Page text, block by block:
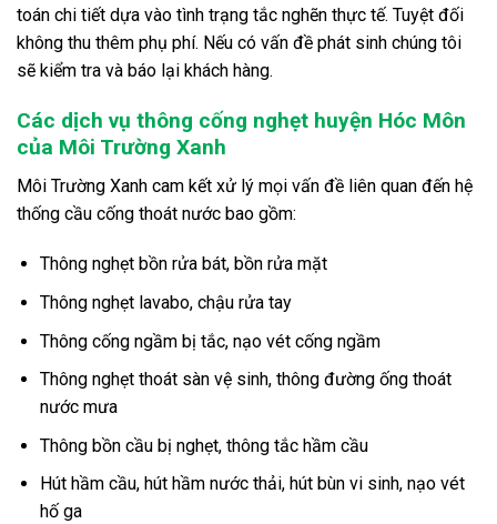
toán chi tiết dựa vào tình trạng tắc nghẽn thực tế. Tuyệt đối
không thu thêm phụ phí. Nếu có vấn đề phát sinh chúng tôi
sẽ kiểm tra và báo lại khách hàng.
Các dịch vụ thông cống nghẹt huyện Hóc Môn
của Môi Trường Xanh
Môi Trường Xanh cam kết xử lý mọi vấn đề liên quan đến hệ
thống cầu cống thoát nước bao gồm:
Thông nghẹt bồn rửa bát, bồn rửa mặt
Thông nghẹt lavabo, chậu rửa tay
Thông cống ngầm bị tắc, nạo vét cống ngầm
Thông nghẹt thoát sàn vệ sinh, thông đường ống thoát
nước mưa
Thông bồn cầu bị nghẹt, thông tắc hầm cầu
Hút hầm cầu, hút hầm nước thải, hút bùn vi sinh, nạo vét
hố ga